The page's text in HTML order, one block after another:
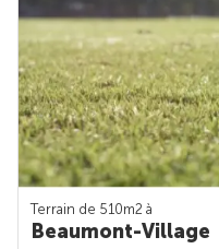
Terrain de 510m2 à
Beaumont-Village